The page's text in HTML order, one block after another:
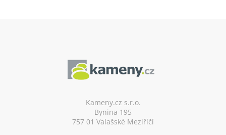
Kameny.cz s.r.o.
Bynina 195
757 01 Valašské Meziříčí